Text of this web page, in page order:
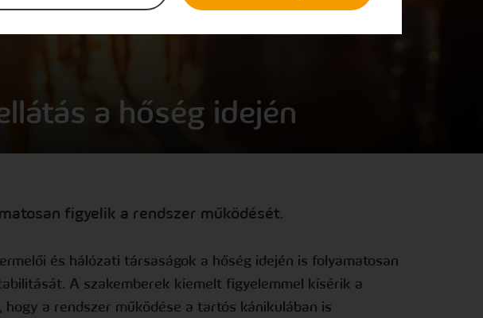
a hőség idején
figyelik a rendszer működését.
és hálózati társaságok a hőség idején is folyamatosan
A szakemberek kiemelt figyelemmel kísérik a
a rendszer működése a tartós kánikulában is